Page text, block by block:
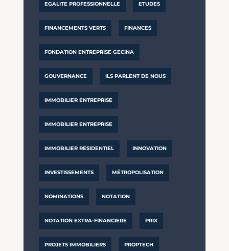
EGALITE PROFESSIONNELLE ETUDES
FINANCEMENTS VERTS FINANCES
FONDATION ENTREPRISE GECINA
GOUVERNANCE ILS PARLENT DE NOUS
IMMOBILIER ENTREPRISE
IMMOBILIER ENTREPRISE
IMMOBILIER RESIDENTIEL INNOVATION
INVESTISSEMENTS MÉTROPOLISATION
NOMINATIONS NOTATION
NOTATION EXTRA-FINANCIERE PRIX
PROJETS IMMOBILIERS PROPTECH